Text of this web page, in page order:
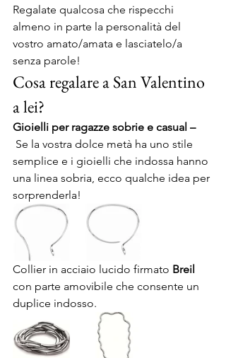
Regalate qualcosa che rispecchi
almeno in parte la personalità del
vostro amato/amata e lasciatelo/a
senza parole!
Cosa regalare a San Valentino
a lei?
Gioielli per ragazze sobrie e casual –
Se la vostra dolce metà ha uno stile
semplice e i gioielli che indossa hanno
una linea sobria, ecco qualche idea per
sorprenderla!
Collier in acciaio lucido firmato Breil
con parte amovibile che consente un
duplice indosso.